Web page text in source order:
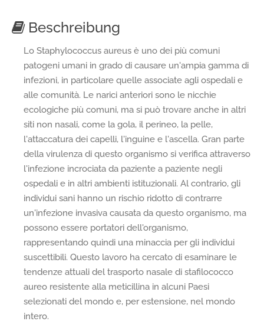
Beschreibung
Lo Staphylococcus aureus è uno dei più comuni
patogeni umani in grado di causare un'ampia gamma di
infezioni, in particolare quelle associate agli ospedali e
alle comunità. Le narici anteriori sono le nicchie
ecologiche più comuni, ma si può trovare anche in altri
siti non nasali, come la gola, il perineo, la pelle,
l'attaccatura dei capelli, l'inguine e l'ascella. Gran parte
della virulenza di questo organismo si verifica attraverso
l'infezione incrociata da paziente a paziente negli
ospedali e in altri ambienti istituzionali. Al contrario, gli
individui sani hanno un rischio ridotto di contrarre
un'infezione invasiva causata da questo organismo, ma
possono essere portatori dell'organismo,
rappresentando quindi una minaccia per gli individui
suscettibili. Questo lavoro ha cercato di esaminare le
tendenze attuali del trasporto nasale di stafilococco
aureo resistente alla meticillina in alcuni Paesi
selezionati del mondo e, per estensione, nel mondo
intero.